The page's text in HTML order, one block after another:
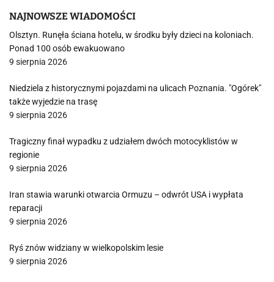
NAJNOWSZE WIADOMOŚCI
Olsztyn. Runęła ściana hotelu, w środku były dzieci na koloniach.
Ponad 100 osób ewakuowano
9 sierpnia 2026
Niedziela z historycznymi pojazdami na ulicach Poznania. "Ogórek"
także wyjedzie na trasę
9 sierpnia 2026
Tragiczny finał wypadku z udziałem dwóch motocyklistów w
regionie
9 sierpnia 2026
Iran stawia warunki otwarcia Ormuzu – odwrót USA i wypłata
reparacji
9 sierpnia 2026
Ryś znów widziany w wielkopolskim lesie
9 sierpnia 2026